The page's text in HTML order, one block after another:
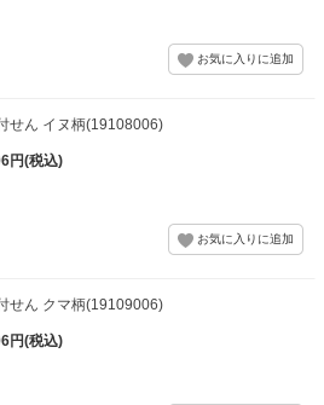
せん イヌ柄(19108006)
円(税込)
せん クマ柄(19109006)
円(税込)